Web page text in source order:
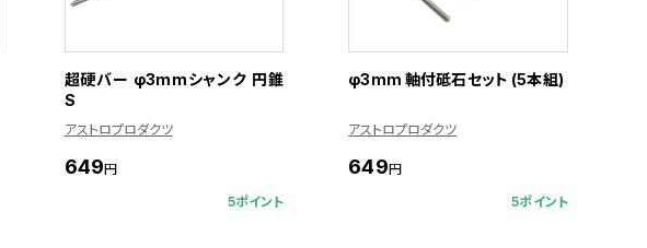
超硬バー φ3mmシャンク 円錐
S
アストロプロダクツ
649円
5ポイント
φ3mm 軸付砥石セット (5本組)
アストロプロダクツ
649円
5ポイント